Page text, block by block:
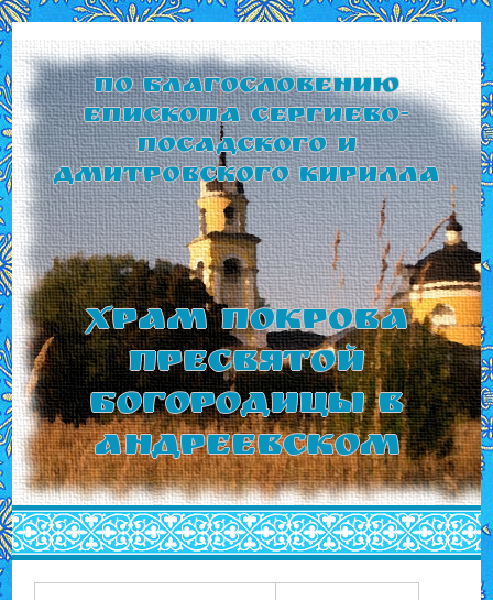
По благословению
Епископа Сергиево-
Посадского и
Дмитровского Кирилла
Храм Покрова
Пресвятой
Богородицы в
Андреевском